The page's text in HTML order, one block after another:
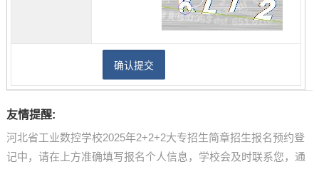
友情提醒:
河北省工业数控学校2025年2+2+2大专招生简章招生报名预约登
记中，请在上方准确填写报名个人信息，学校会及时联系您，通